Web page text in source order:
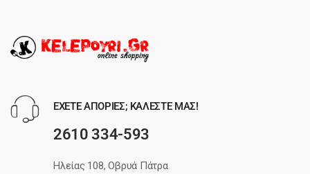
ΕΧΕΤΕ ΑΠΟΡΙΕΣ; ΚΑΛΕΣΤΕ ΜΑΣ!
2610 334-593
Ηλείας 108, Οβρυά Πάτρα